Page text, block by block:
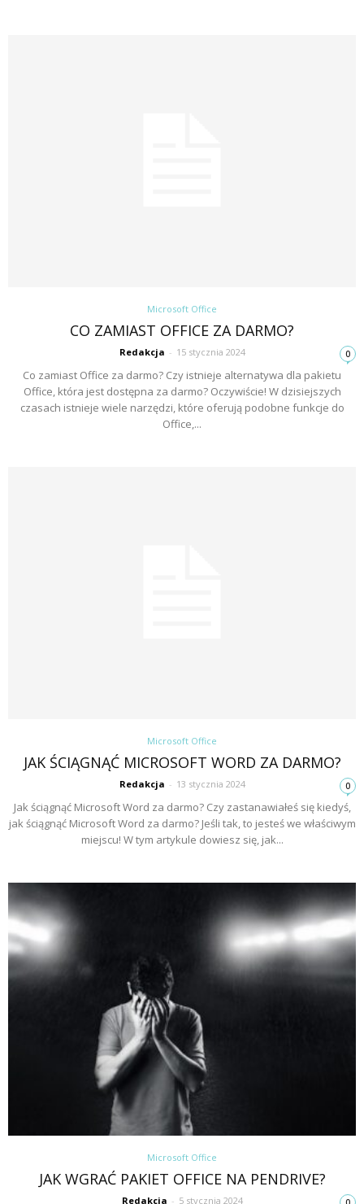
Microsoft Office
CO ZAMIAST OFFICE ZA DARMO?
Redakcja - 15 stycznia 2024 0
Co zamiast Office za darmo? Czy istnieje alternatywa dla pakietu
Office, która jest dostępna za darmo? Oczywiście! W dzisiejszych
czasach istnieje wiele narzędzi, które oferują podobne funkcje do
Office,...
Microsoft Office
JAK ŚCIĄGNĄĆ MICROSOFT WORD ZA DARMO?
Redakcja - 13 stycznia 2024 0
Jak ściągnąć Microsoft Word za darmo? Czy zastanawiałeś się kiedyś,
jak ściągnąć Microsoft Word za darmo? Jeśli tak, to jesteś we właściwym
miejscu! W tym artykule dowiesz się, jak...
Microsoft Office
JAK WGRAĆ PAKIET OFFICE NA PENDRIVE?
Redakcja - 5 stycznia 2024